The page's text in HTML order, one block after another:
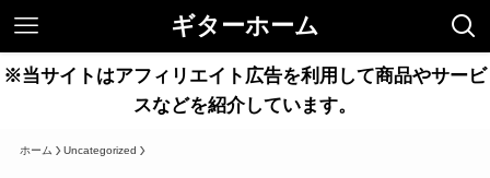
ギターホーム
※当サイトはアフィリエイト広告を利用して商品やサービ
スなどを紹介しています。
ホーム Uncategorized